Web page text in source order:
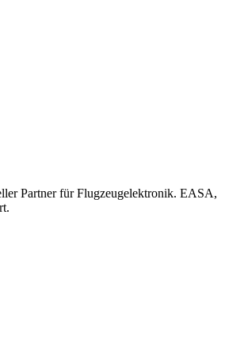
Partner für Flugzeugelektronik. EASA,